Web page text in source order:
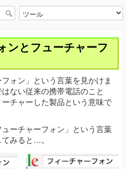
ンとフューチャーフ
ォン」という言葉を見かけま
ない従来の携帯電話のこと
チャーした製品という意味で
ーチャーフォン」という言葉
みると…。